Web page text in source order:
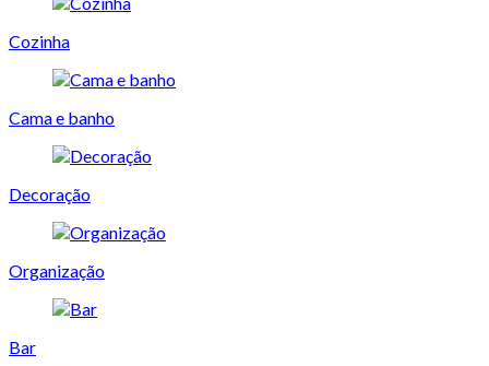
Cozinha
Cama e banho
Decoração
Organização
Bar